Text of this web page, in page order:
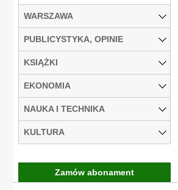
WARSZAWA
PUBLICYSTYKA, OPINIE
KSIĄŻKI
EKONOMIA
NAUKA I TECHNIKA
KULTURA
Zamów abonament